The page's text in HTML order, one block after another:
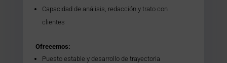
Capacidad de análisis, redacción y trato con
clientes
Ofrecemos:
Puesto estable y desarrollo de trayectoria